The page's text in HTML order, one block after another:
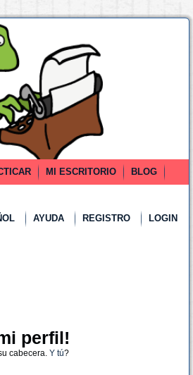
MI ESCRITORIO
BLOG
AYUDA REGISTRO LOGIN
perfil!
cabecera. Y tú?